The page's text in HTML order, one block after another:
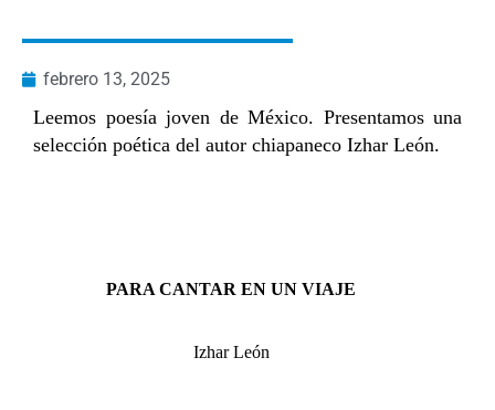
febrero 13, 2025
Leemos poesía joven de México. Presentamos una
selección poética del autor chiapaneco Izhar León.
PARA CANTAR EN UN VIAJE
Izhar León